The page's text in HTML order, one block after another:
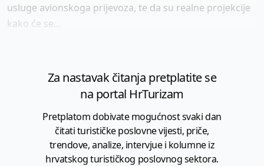
usluge avionskoga prijevoza, te da su realne projekcije
kako će se...
Za nastavak čitanja pretplatite se
na portal HrTurizam
Pretplatom dobivate mogućnost svaki dan
čitati turističke poslovne vijesti, priče,
trendove, analize, intervjue i kolumne iz
hrvatskog turističkog poslovnog sektora.